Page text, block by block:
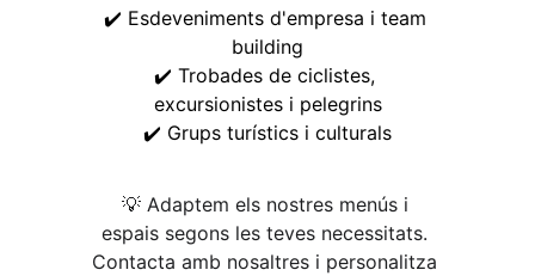
✔️ Esdeveniments d'empresa i team
building
✔️ Trobades de ciclistes,
excursionistes i pelegrins
✔️ Grups turístics i culturals
💡 Adaptem els nostres menús i
espais segons les teves necessitats.
Contacta amb nosaltres i personalitza